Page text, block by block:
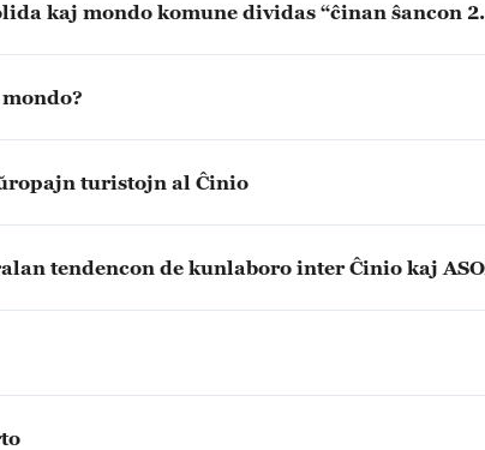
kaj mondo komune dividas “ĉinan ŝancon
turistojn al Ĉinio
tendencon de kunlaboro inter Ĉinio kaj